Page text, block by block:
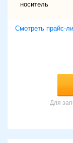
носитель
Смотреть прайс-
Для